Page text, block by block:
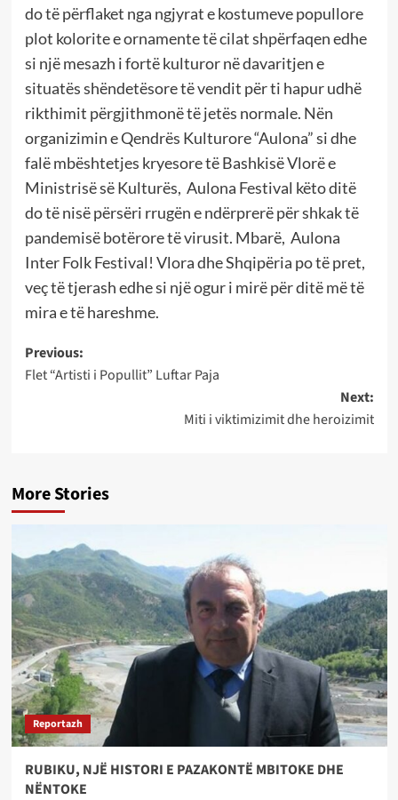
do të përflaket nga ngjyrat e kostumeve popullore
plot kolorite e ornamente të cilat shpërfaqen edhe
si një mesazh i fortë kulturor në davaritjen e
situatës shëndetësore të vendit për ti hapur udhë
rikthimit përgjithmonë të jetës normale. Nën
organizimin e Qendrës Kulturore “Aulona” si dhe
falë mbështetjes kryesore të Bashkisë Vlorë e
Ministrisë së Kulturës, Aulona Festival këto ditë
do të nisë përsëri rrugën e ndërprerë për shkak të
pandemisë botërore të virusit. Mbarë, Aulona
Inter Folk Festival! Vlora dhe Shqipëria po të pret,
veç të tjerash edhe si një ogur i mirë për ditë më të
mira e të hareshme.
Post
navigation
Previous:
Flet “Artisti i Popullit” Luftar Paja
Next:
Miti i viktimizimit dhe heroizimit
More Stories
Reportazh
RUBIKU, NJË HISTORI E PAZAKONTË MBITOKE DHE
NËNTOKE